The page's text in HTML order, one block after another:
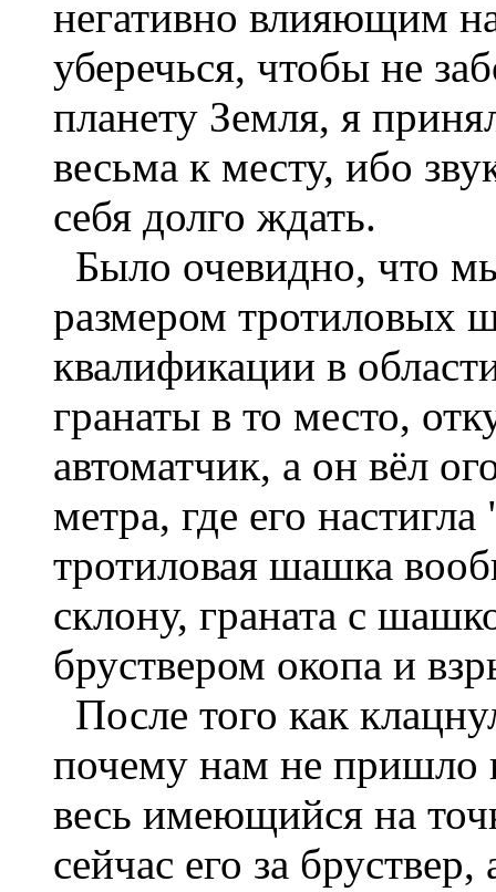
негативно влияющим
уберечься, чтобы не
планету Земля, я
весьма к месту, ибо
себя долго ждать.
Было очевидно, что
размером тротиловых
квалификации в
гранаты в то место,
автоматчик, а он вёл
метра, где его
тротиловая шашка
склону, граната с
бруствером окопа и
После того как
почему нам не пришло
весь имеющийся на
сейчас его за